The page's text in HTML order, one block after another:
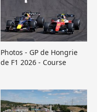
Photos - GP de Hongrie
de F1 2026 - Course